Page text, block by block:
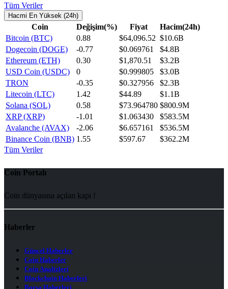
Tüm Veriler
Hacmi En Yüksek (24h)
Coin Değişim(%) Fiyat
Hacim(24h)
Bitcoin (BTC)
0.88 $64,096.52 $10.6B
Dogecoin (DOGE)
-0.77 $0.069761
$4.8B
Ethereum (ETH)
0.30 $1,870.51
$3.2B
USD Coin (USDC)
0 $0.999805
$3.0B
TRON
-0.35 $0.327956
$2.3B
Litecoin (LTC)
1.42 $44.89
$1.1B
Solana (SOL)
0.58 $73.964780 $800.9M
XRP (XRP)
-1.01 $1.063430
$583.5M
Avalanche (AVAX)
-2.06 $6.657161
$536.5M
Binance Coin (BNB) 1.55 $597.67
$362.2M
Tüm Veriler
Coin Portalı
Coin dünyasına açılan kapı !
Haberler
Güncel Haberler
Coin Haberler
Coin Analizleri
Blockchain Haberleri
Borsa Haberleri